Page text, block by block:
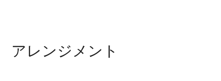
アレンジメント